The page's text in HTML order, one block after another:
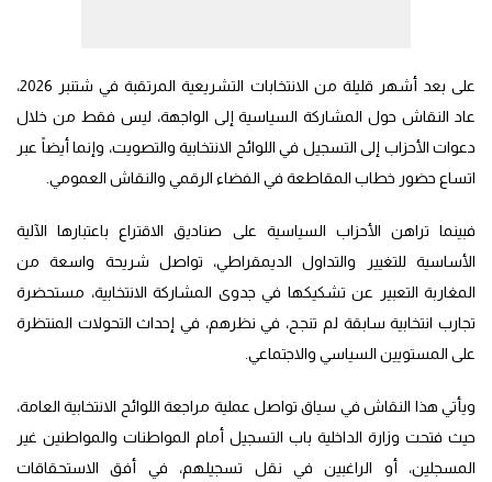
على بعد أشهر قليلة من الانتخابات التشريعية المرتقبة في شتنبر 2026،
عاد النقاش حول المشاركة السياسية إلى الواجهة، ليس فقط من خلال
دعوات الأحزاب إلى التسجيل في اللوائح الانتخابية والتصويت، وإنما أيضاً عبر
اتساع حضور خطاب المقاطعة في الفضاء الرقمي والنقاش العمومي.
فبينما تراهن الأحزاب السياسية على صناديق الاقتراع باعتبارها الآلية
الأساسية للتغيير والتداول الديمقراطي، تواصل شريحة واسعة من
المغاربة التعبير عن تشكيكها في جدوى المشاركة الانتخابية، مستحضرة
تجارب انتخابية سابقة لم تنجح، في نظرهم، في إحداث التحولات المنتظرة
على المستويين السياسي والاجتماعي.
ويأتي هذا النقاش في سياق تواصل عملية مراجعة اللوائح الانتخابية العامة،
حيث فتحت وزارة الداخلية باب التسجيل أمام المواطنات والمواطنين غير
المسجلين، أو الراغبين في نقل تسجيلهم، في أفق الاستحقاقات